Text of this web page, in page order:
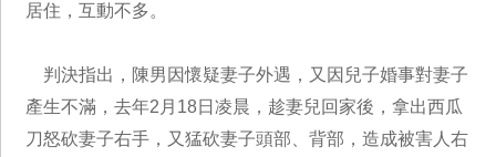
居住，互動不多。
判決指出，陳男因懷疑妻子外遇，又因兒子婚事對妻子
產生不滿，去年2月18日凌晨，趁妻兒回家後，拿出西瓜
刀怒砍妻子右手，又猛砍妻子頭部、背部，造成被害人右